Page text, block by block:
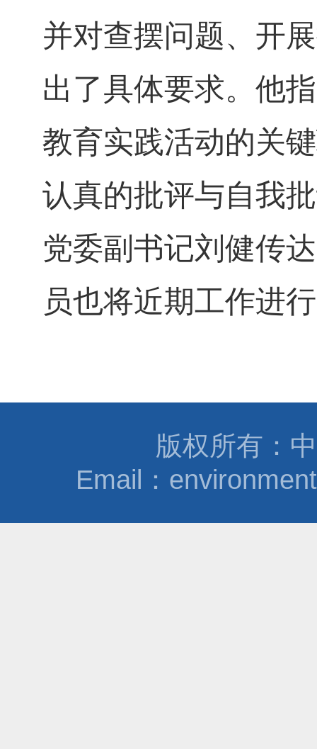
并对查摆问题、开
出了具体要求。他
教育实践活动的关
认真的批评与自我
党委副书记刘健传
员也将近期工作进
版权所有：
Email：